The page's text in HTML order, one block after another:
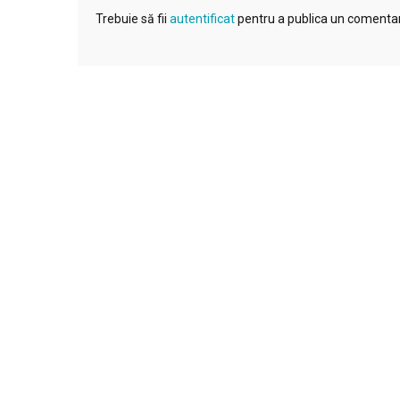
Trebuie să fii autentificatpentru a publica un